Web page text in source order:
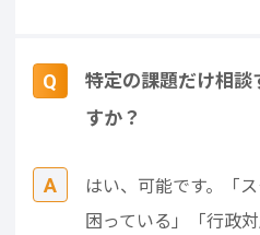
特定の課題だけ相談
すか？
はい、可能です。「
困っている」「行政